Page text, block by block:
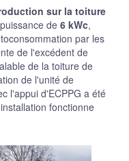
sur la toiture
de 6 kWc,
par les
de l'excédent de
de la toiture de
de l'unité de
l'appui d'ECPPG a été
fonctionne